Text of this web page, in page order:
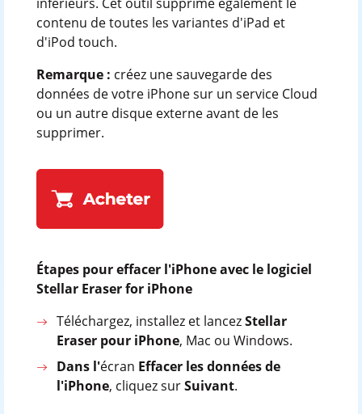
contenu de toutes les variantes d'iPad et
d'iPod touch.
Remarque : créez une sauvegarde des
données de votre iPhone sur un service Cloud
ou un autre disque externe avant de les
supprimer.
Étapes pour effacer l'iPhone avec le logiciel
Stellar Eraser for iPhone
Téléchargez, installez et lancezStellar
Eraser pour iPhone, Mac ou Windows.
Dans l'écran Effacer les données de
l'iPhone, cliquez surSuivant.